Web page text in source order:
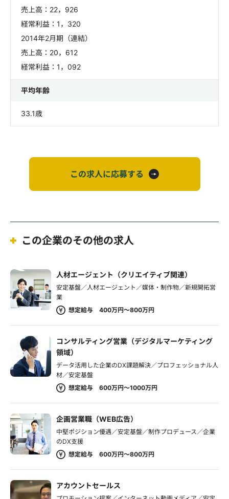
売上高：22，926
経常利益：1，320
2014年2月期（連結）
売上高：20，612
経常利益：1，092
平均年齢
33.1歳
この求人に応募する
この企業のその他の求人
人材エージェント（クリエイティブ関連）
安定基盤／人材エージェント／媒体・制作物／新規開拓営
業
想定給与 400万円～800万円
コンサルティング営業（デジタルマーケティング
領域）
データ活用した企業のDX課題解決／プロフェッショナル人
材／安定基盤
想定給与 600万円～1000万円
企画営業職（WEB広告）
中堅ポジション優遇／安定基盤／制作プロデュース／企業
のDX支援
想定給与 600万円～800万円
アカウントセールス